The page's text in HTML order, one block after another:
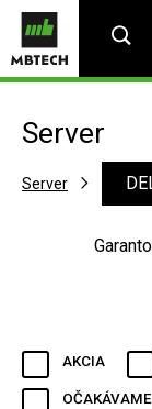
Server
Server
AKCIA
OČAKÁVAME